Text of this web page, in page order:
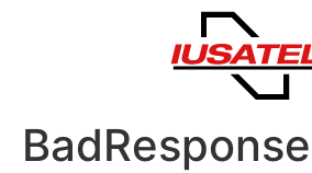
BadResponse